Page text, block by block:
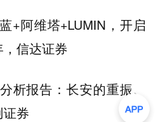
+阿维塔+LUMIN，开启
信达证券
析报告：长安的重振、
券